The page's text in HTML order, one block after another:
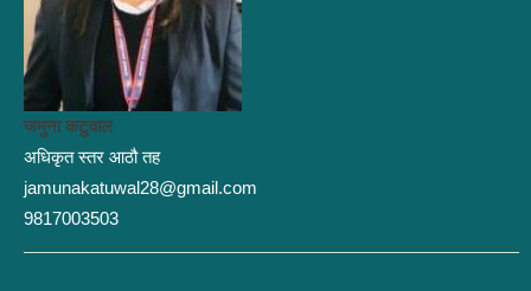
जमुना कटुवाल
अधिकृत स्तर आठौ तह
jamunakatuwal28@gmail.com
9817003503